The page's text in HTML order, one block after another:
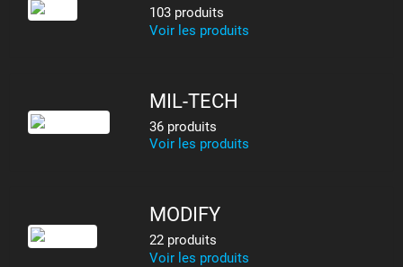
103 produits
Voir les produits
MIL-TECH
36 produits
Voir les produits
MODIFY
22 produits
Voir les produits